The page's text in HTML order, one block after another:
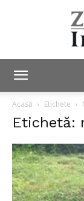
Acasă Etichete
Etichetă: